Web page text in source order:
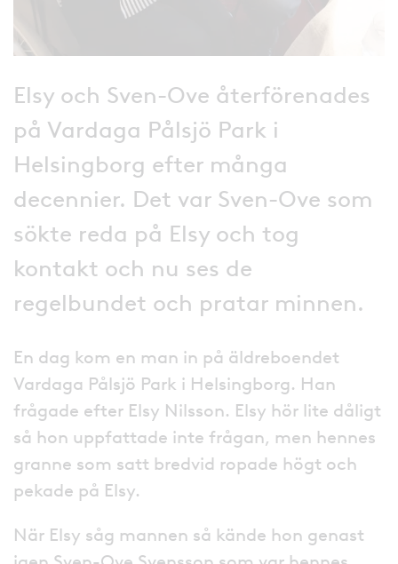
Elsy och Sven-Ove återförenades
på Vardaga Pålsjö Park i
Helsingborg efter många
decennier. Det var Sven-Ove som
sökte reda på Elsy och tog
kontakt och nu ses de
regelbundet och pratar minnen.
En dag kom en man in på äldreboendet
Vardaga Pålsjö Park i Helsingborg. Han
frågade efter Elsy Nilsson. Elsy hör lite dåligt
så hon uppfattade inte frågan, men hennes
granne som satt bredvid ropade högt och
pekade på Elsy.
När Elsy såg mannen så kände hon genast